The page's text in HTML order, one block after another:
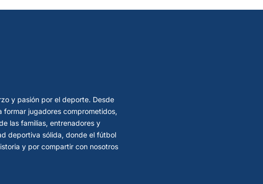
y pasión por el deporte. Desde
formar jugadores comprometidos,
las familias, entrenadores y
deportiva sólida, donde el fútbol
y por compartir con nosotros